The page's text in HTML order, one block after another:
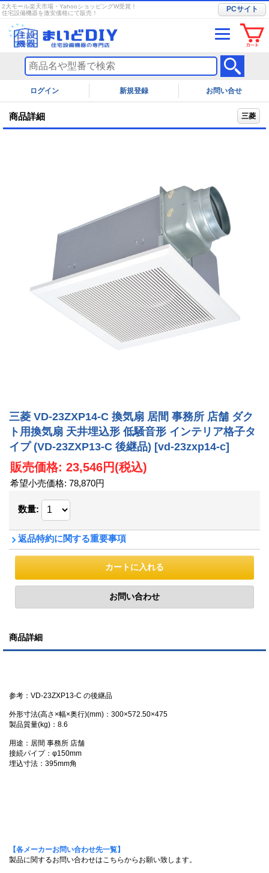
2大モール楽天市場・YahooショッピングW受賞！
住宅設備機器を激安価格にて販売！
PCサイト
ログイン お問い合せ
商品詳細 三菱
三菱 VD-23ZXP14-C 換気扇 居間 事務所 店舗 ダク
ト用換気扇 天井埋込形 低騒音形 インテリア格子タ
イプ (VD-23ZXP13-C 後継品) [vd-23zxp14-c]
販売価格: 23,546円(税込)
希望小売価格: 78,870円
数量:
返品特約に関する重要事項
商品詳細
参考：VD-23ZXP13-C の後継品
外形寸法(高さ×幅×奥行)(mm)：300×572.50×475
製品質量(kg)：8.6
用途：居間 事務所 店舗
接続パイプ：φ150mm
埋込寸法：395mm角
【各メーカーお問い合わせ先一覧】
製品に関するお問い合わせはこちらからお願い致します。